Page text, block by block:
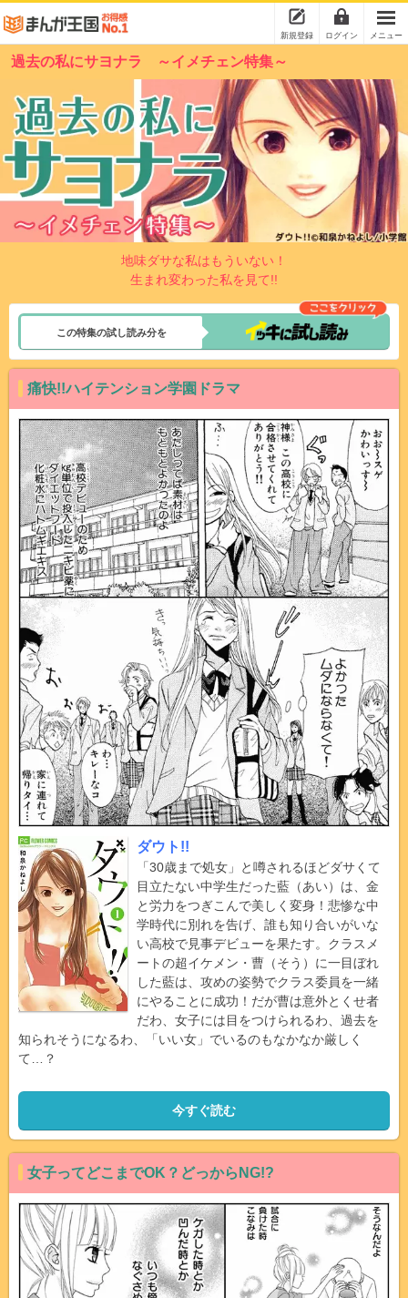
新規登録 ログイン メニュー
過去の私にサヨナラ ～イメチェン特集～
地味ダサな私はもういない！
生まれ変わった私を見て!!
この特集の試し読み分を
痛快!!ハイテンション学園ドラマ
ダウト!!
「30歳まで処女」と噂されるほどダサくて
目立たない中学生だった藍（あい）は、金
と労力をつぎこんで美しく変身！悲惨な中
学時代に別れを告げ、誰も知り合いがいな
い高校で見事デビューを果たす。クラスメ
ートの超イケメン・曹（そう）に一目ぼれ
した藍は、攻めの姿勢でクラス委員を一緒
にやることに成功！だが曹は意外とくせ者
だわ、女子には目をつけられるわ、過去を
知られそうになるわ、「いい女」でいるのもなかなか厳しく
て…？
今すぐ読む
女子ってどこまでOK？どっからNG!?